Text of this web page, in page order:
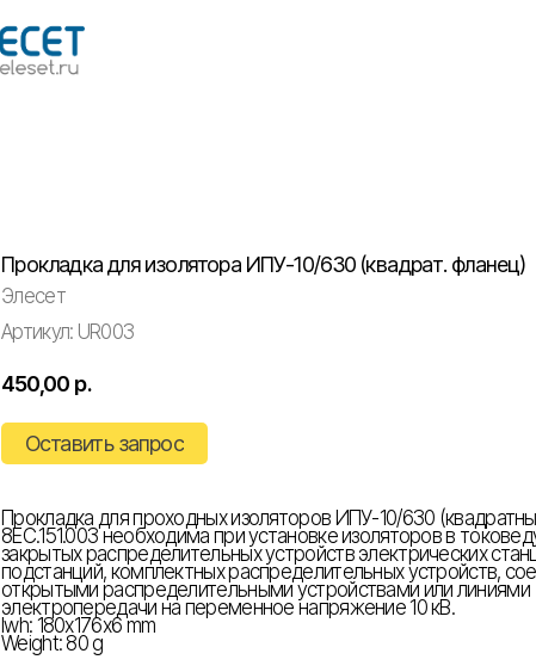
Прокладка для изолятора ИПУ-10/630 (квадрат. фланец)
Элесет
Артикул: UR003
450,00 р.
Оставить запрос
Прокладка для проходных изоляторов ИПУ-10/630
8ЕС.151.003 необходима при установке изоляторов в
закрытых распределительных устройств электрических
подстанций, комплектных распределительных устройств,
открытыми распределительными устройствами или линиями
электропередачи на переменное напряжение 10 кВ.
lwh: 180x176x6 mm
Weight: 80 g